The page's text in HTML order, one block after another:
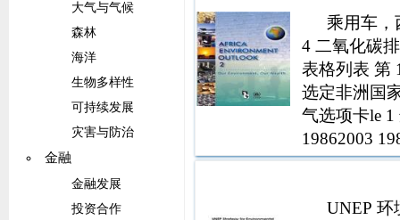
大气与气候
森林
海洋
生物多样性
可持续发展
灾害与防治
金融
金融发展
投资合作
乘用车，
4 二氧化碳
表格列表 第
选定非洲国
气选项卡le
19862003
2 陆地和陆
UNEP 环